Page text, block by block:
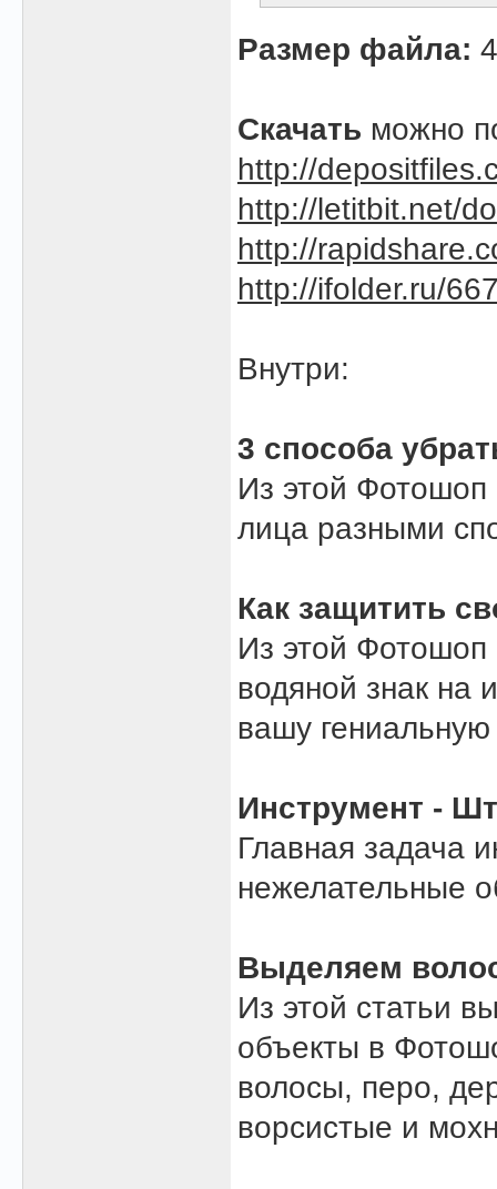
Размер файла:
Скачать можно
http://
http://letitbit.net/
http://
http://ifolder.ru/
Внутри:
3 способа
Из этой Фотошоп
лица разными
Как защитить
Из этой Фотошоп
водяной знак на
вашу
Инструмент -
Главная задача
нежелательные
Выделяем
Из этой статьи
объекты в
волосы, перо,
ворсистые и